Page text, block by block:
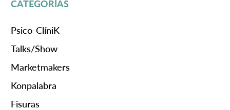
CATEGORÍAS
Psico-ClíniK
Talks/Show
Marketmakers
Konpalabra
Fisuras